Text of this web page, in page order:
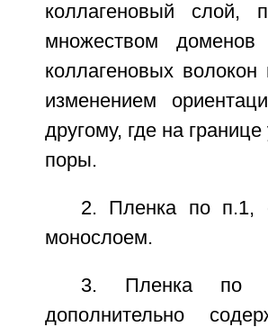
коллагеновый слой,
множеством
коллагеновых
изменением
другому, где на
поры.
2. Пленка по п.1,
монослоем.
3. Пленка по
дополнительно